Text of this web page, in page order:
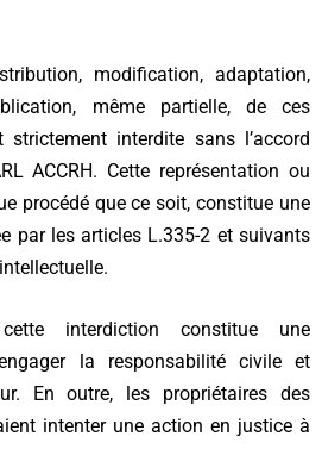
modification, adaptation,
même partielle, de ces
interdite sans l’accord
ACCRH. Cette représentation ou
procédé que ce soit, constitue une
par les articles L.335-2 et suivants
interdiction constitue une
la responsabilité civile et
En outre, les propriétaires des
intenter une action en justice à